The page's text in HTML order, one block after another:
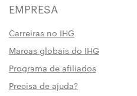
EMPRESA
Carreiras no IHG
Marcas globais do IHG
Programa de afiliados
Precisa de ajuda?